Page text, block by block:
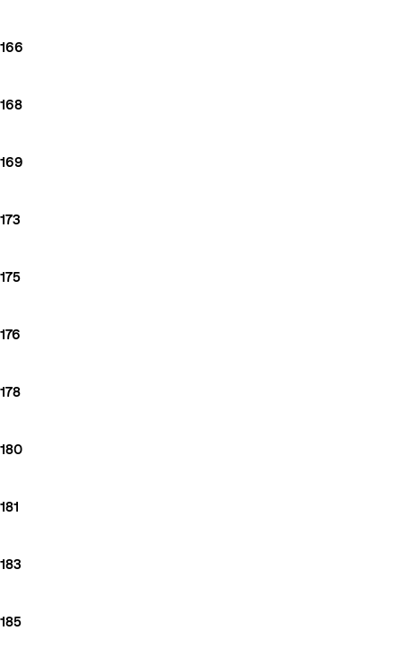
166
168
169
173
175
176
178
180
181
183
185